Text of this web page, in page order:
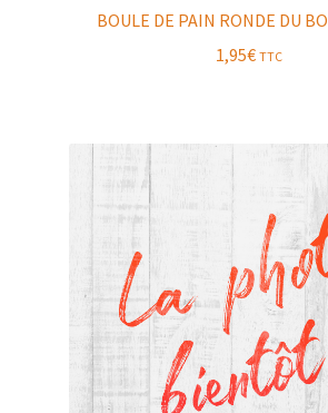
BOULE DE PAIN RONDE DU
1,95€ TTC